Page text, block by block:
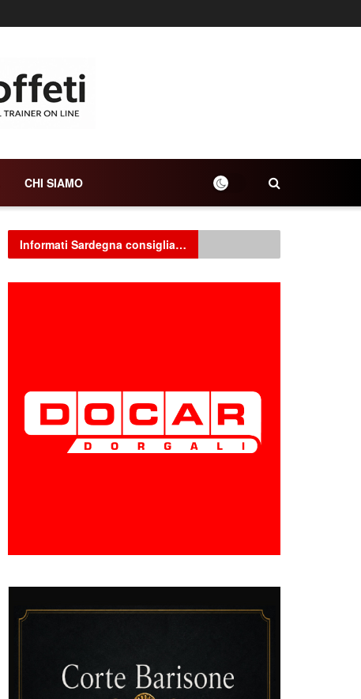
CHI SIAMO
Informati Sardegna consiglia…